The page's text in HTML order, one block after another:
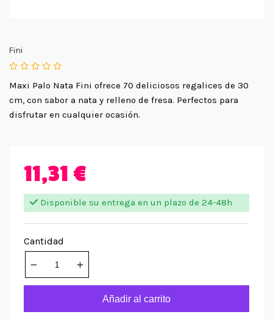
Fini
Maxi Palo Nata Fini ofrece 70 deliciosos regalices de 30
cm, con sabor a nata y relleno de fresa. Perfectos para
disfrutar en cualquier ocasión.
11,31 €
Disponible su entrega en un plazo de 24-48h
Cantidad
Añadir al carrito